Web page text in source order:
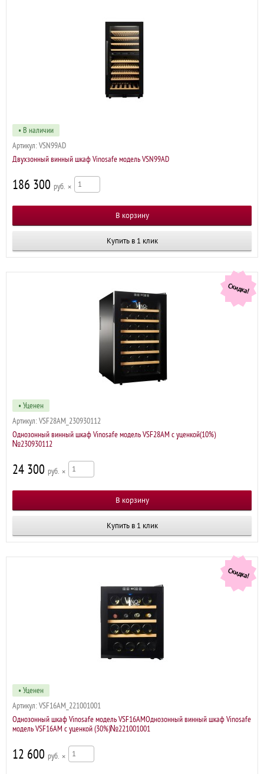
• В наличии
Артикул: VSN99AD
Двухзонный винный шкаф Vinosafe модель VSN99AD
186 300 р ×
Купить в 1 клик
Скидка!
• Уценен
Артикул: VSF28AM_230930112
Однозонный винный шкаф Vinosafe модель VSF28AM с уценкой(10%)
№230930112
24 300 р ×
Купить в 1 клик
Скидка!
• Уценен
Артикул: VSF16AM_221001001
Однозонный шкаф Vinosafe модель VSF16AMОднозонный винный шкаф Vinosafe
модель VSF16AM с уценкой (30%)№221001001
12 600 р ×